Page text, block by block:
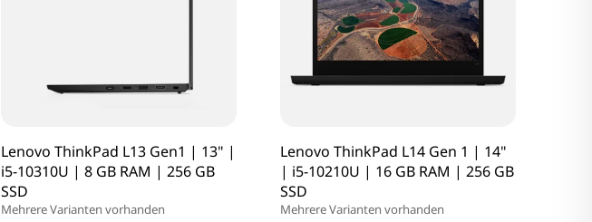
Lenovo ThinkPad L13 Gen1 | 13" |
i5-10310U | 8 GB RAM | 256 GB
SSD
Mehrere Varianten vorhanden
Lenovo ThinkPad L14 Gen 1 | 14"
| i5-10210U | 16 GB RAM | 256 GB
SSD
Mehrere Varianten vorhanden